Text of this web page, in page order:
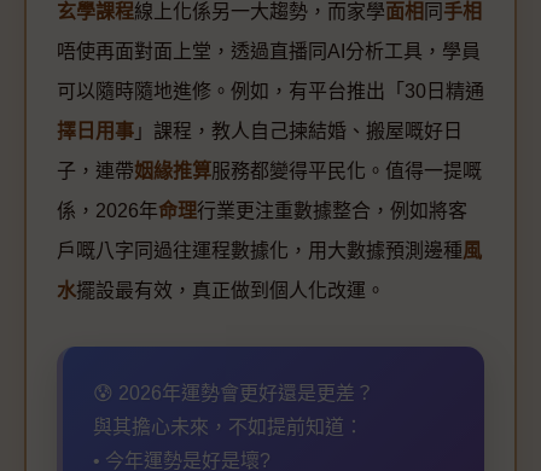
玄學課程線上化係另一大趨勢，而家學面相 同 手相
唔使再面對面上堂，透過直播同AI分析工具，學員
可以隨時隨地進修。例如，有平台推出「30日精通
擇日用事 」課程，教人自己揀結婚、搬屋嘅好日
子，連帶姻緣推算服務都變得平民化。值得一提嘅
係，2026年命理行業更注重數據整合，例如將客
戶嘅八字同過往運程數據化，用大數據預測邊種風
水擺設最有效，真正做到個人化改運。
😰 2026年運勢會更好還是更差？
與其擔心未來，不如提前知道：
• 今年運勢是好是壞?